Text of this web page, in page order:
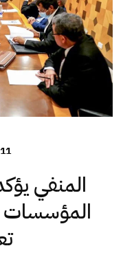
11 أبريل 2021
المنفي
المؤسسات